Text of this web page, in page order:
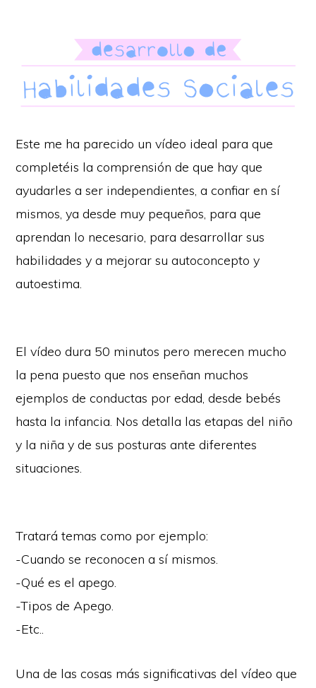
Este me ha parecido un vídeo ideal para que
completéis la comprensión de que hay que
ayudarles a ser independientes, a confiar en sí
mismos, ya desde muy pequeños, para que
aprendan lo necesario, para desarrollar sus
habilidades y a mejorar su autoconcepto y
autoestima.
El vídeo dura 50 minutos pero merecen mucho
la pena puesto que nos enseñan muchos
ejemplos de conductas por edad, desde bebés
hasta la infancia. Nos detalla las etapas del niño
y la niña y de sus posturas ante diferentes
situaciones.
Tratará temas como por ejemplo:
-Cuando se reconocen a sí mismos.
-Qué es el apego.
-Tipos de Apego.
-Etc..
Una de las cosas más significativas del vídeo que